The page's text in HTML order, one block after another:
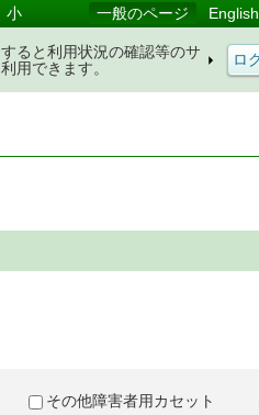
小 一般のページ English
ると利用状況の確認等のサ
用できます。
その他障害者用カセット